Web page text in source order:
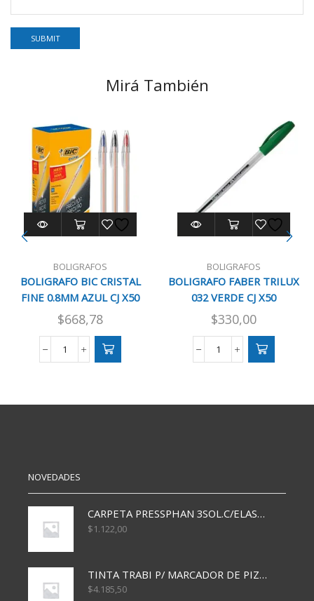
Mirá También
BOLIGRAFOS
BOLIGRAFO BIC CRISTAL
FINE 0.8MM AZUL CJ X50
$668,78
BOLIGRAFO
0.8MM
BOLIGRAFOS
BOLIGRAFO FABER TRILUX
032 VERDE CJ X50
$330,00
BOLIGRAFO
VERDE
NOVEDADES
CARPETA PRESSPHAN 3SOL.C/ELAST MARRON A4 P01A
$1.122,00
TINTA TRABI P/ MARCADOR DE PIZARRA x30ml AZUL
$4.185,50